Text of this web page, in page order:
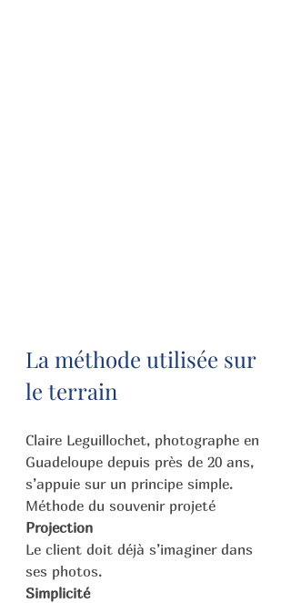
La méthode utilisée sur
le terrain
Claire Leguillochet, photographe en
Guadeloupe depuis près de 20 ans,
s’appuie sur un principe simple.
Méthode du souvenir projeté
Projection
Le client doit déjà s’imaginer dans
ses photos.
Simplicité